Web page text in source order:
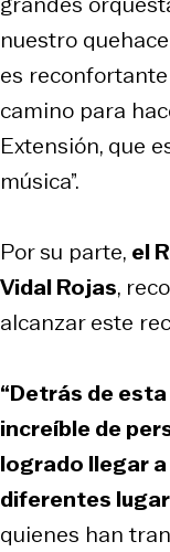
nuestro
es
camino para
Extensión, que
música”.
Por su parte, el
Vidal Rojas,
alcanzar este
“Detrás de
increíble de
logrado llegar
diferentes
quienes han